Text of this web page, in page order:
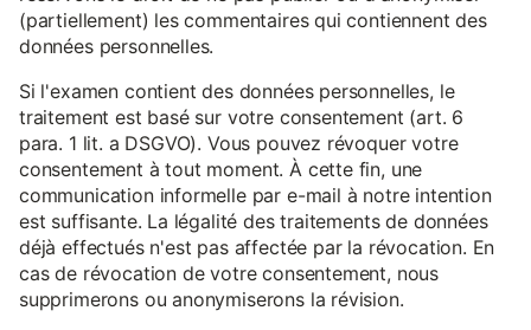
(partiellement) les commentaires qui contiennent des
données personnelles.
Si l'examen contient des données personnelles, le
traitement est basé sur votre consentement (art. 6
para. 1 lit. a DSGVO). Vous pouvez révoquer votre
consentement à tout moment. À cette fin, une
communication informelle par e-mail à notre intention
est suffisante. La légalité des traitements de données
déjà effectués n'est pas affectée par la révocation. En
cas de révocation de votre consentement, nous
supprimerons ou anonymiserons la révision.